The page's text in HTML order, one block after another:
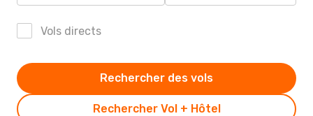
Vols directs
Rechercher Vol + Hôtel
Rechercher des vols